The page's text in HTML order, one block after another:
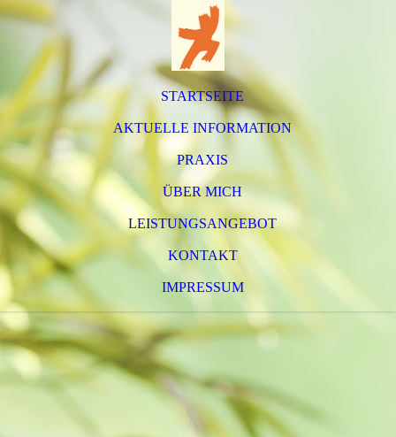
STARTSEITE
AKTUELLE INFORMATION
PRAXIS
ÜBER MICH
LEISTUNGSANGEBOT
KONTAKT
IMPRESSUM